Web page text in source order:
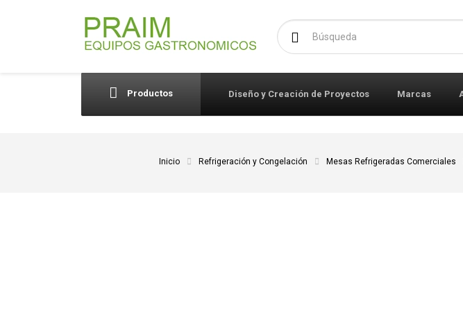
Buscar:
Productos Diseño y Creación de Proyectos Marcas
Inicio Refrigeración y Congelación Mesas Refrigeradas Comerciales